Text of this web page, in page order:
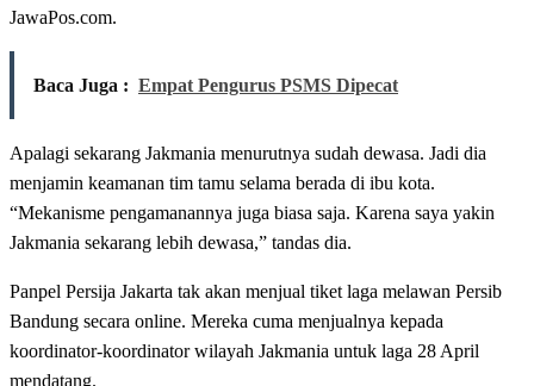
JawaPos.com.
Baca Juga : Empat Pengurus PSMS Dipecat
Apalagi sekarang Jakmania menurutnya sudah dewasa. Jadi dia
menjamin keamanan tim tamu selama berada di ibu kota.
“Mekanisme pengamanannya juga biasa saja. Karena saya yakin
Jakmania sekarang lebih dewasa,” tandas dia.
Panpel Persija Jakarta tak akan menjual tiket laga melawan Persib
Bandung secara online. Mereka cuma menjualnya kepada
koordinator-koordinator wilayah Jakmania untuk laga 28 April
mendatang.